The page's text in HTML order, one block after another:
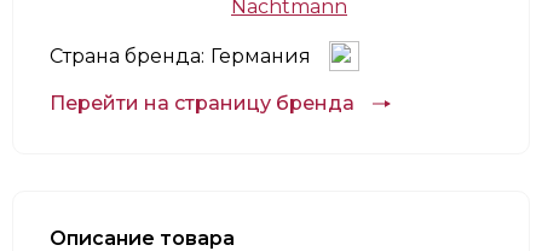
Nachtmann
Страна бренда: Германия
Перейти на страницу бренда
Описание товара